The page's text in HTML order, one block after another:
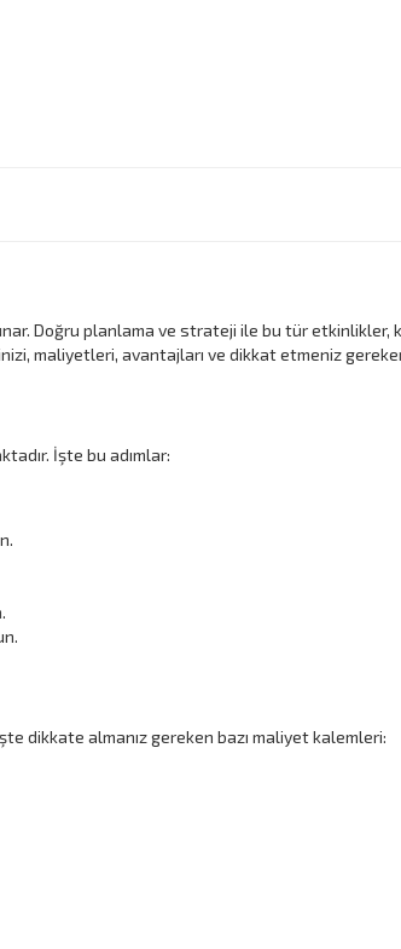
Doğru planlama ve strateji ile bu tür etkinlikler,
maliyetleri, avantajları ve dikkat etmeniz
İşte bu adımlar:
dikkate almanız gereken bazı maliyet kalemleri: